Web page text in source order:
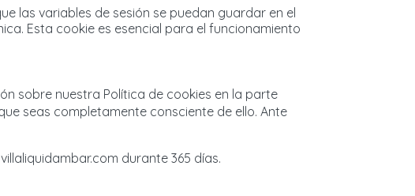
las variables de sesión se puedan guardar en el
Esta cookie es esencial para el funcionamiento
sobre nuestra Política de cookies en la parte
seas completamente consciente de ello. Ante
durante 365 días.